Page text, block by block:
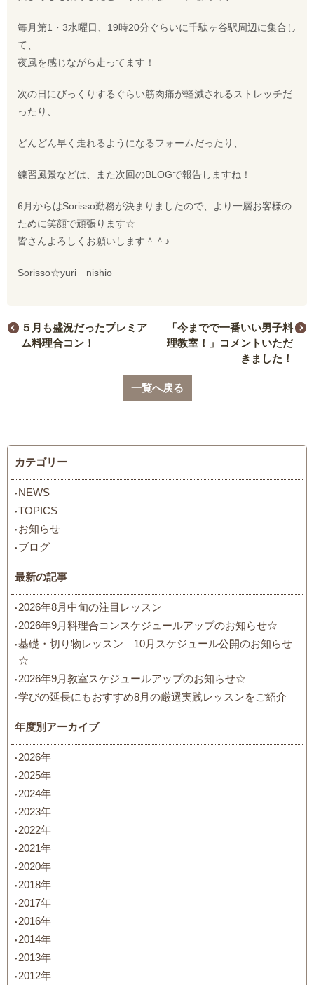
毎月第1・3水曜日、19時20分ぐらいに千駄ヶ谷駅周辺に集合し
て、
夜風を感じながら走ってます！
次の日にびっくりするぐらい筋肉痛が軽減されるストレッチだ
ったり、
どんどん早く走れるようになるフォームだったり、
練習風景などは、また次回のBLOGで報告しますね！
6月からはSorisso勤務が決まりましたので、より一層お客様の
ために笑顔で頑張ります☆
皆さんよろしくお願いします＾＾♪
Sorisso☆yuri nishio
５月も盛況だったプレミア
ム料理合コン！
「今までで一番いい男子料
理教室！」コメントいただ
きました！
一覧へ戻る
カテゴリー
NEWS
TOPICS
お知らせ
ブログ
最新の記事
2026年8月中旬の注目レッスン
2026年9月料理合コンスケジュールアップのお知らせ☆
基礎・切り物レッスン 10月スケジュール公開のお知らせ
☆
2026年9月教室スケジュールアップのお知らせ☆
学びの延長にもおすすめ8月の厳選実践レッスンをご紹介
年度別アーカイブ
2026年
2025年
2024年
2023年
2022年
2021年
2020年
2018年
2017年
2016年
2014年
2013年
2012年